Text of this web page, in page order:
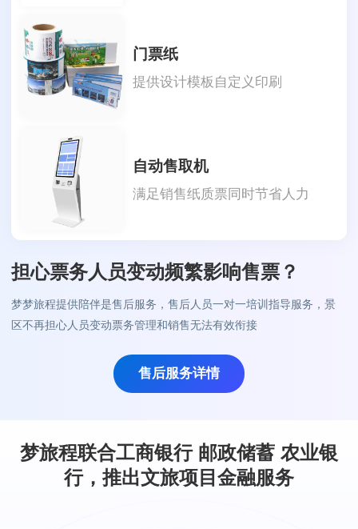
门票纸
提供设计模板自定义印刷
自动售取机
满足销售纸质票同时节省人力
担心票务人员变动频繁影响售票？
梦梦旅程提供陪伴是售后服务，售后人员一对一培训指导服务，景
区不再担心人员变动票务管理和销售无法有效衔接
售后服务详情
梦旅程联合工商银行 邮政储蓄 农业银
行，推出文旅项目金融服务